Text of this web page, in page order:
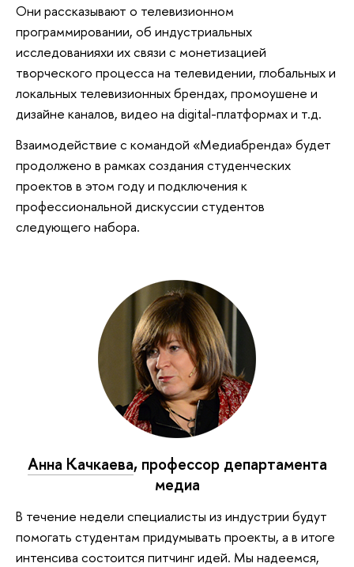
Они рассказывают о телевизионном
программировании, об индустриальных
исследованияхи их связи с монетизацией
творческого процесса на телевидении, глобальных и
локальных телевизионных брендах, промоушене и
дизайне каналов, видео на digital-платформах и т.д.
Взаимодействие с командой «Медиабренда» будет
продолжено в рамках создания студенческих
проектов в этом году и подключения к
профессиональной дискуссии студентов
следующего набора.
Анна Качкаева, профессор департамента
медиа
В течение недели специалисты из индустрии будут
помогать студентам придумывать проекты, а в итоге
интенсива состоится питчинг идей. Мы надеемся,